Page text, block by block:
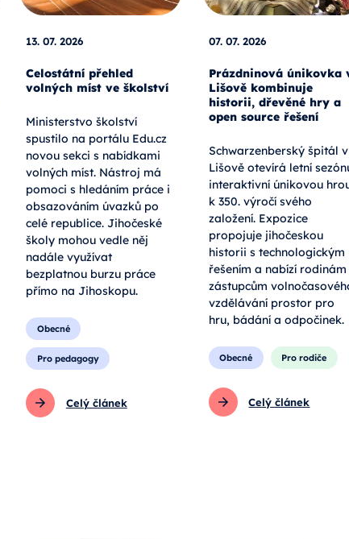
13. 07. 2026
Celostátní přehled
volných míst ve školství
Ministerstvo školství
spustilo na portálu Edu.cz
novou sekci s nabídkami
volných míst. Nástroj má
pomoci s hledáním práce i
obsazováním úvazků po
celé republice. Jihočeské
školy mohou vedle něj
nadále využívat
bezplatnou burzu práce
přímo na Jihoskopu.
Obecné
Pro pedagogy
Celý článek
07. 07. 2026
Prázdninová únikovka
Lišově kombinuje
historii, dřevěné hry a
open source řešení
Schwarzenberský špitál v
Lišově otevírá letní
interaktivní únikovou
k 350. výročí svého
založení. Expozice
propojuje jihočeskou
historii s technologickým
řešením a nabízí
zástupcům
vzdělávání prostor pro
hru, bádání a odpočinek.
Obecné Pro rodiče
Celý článek